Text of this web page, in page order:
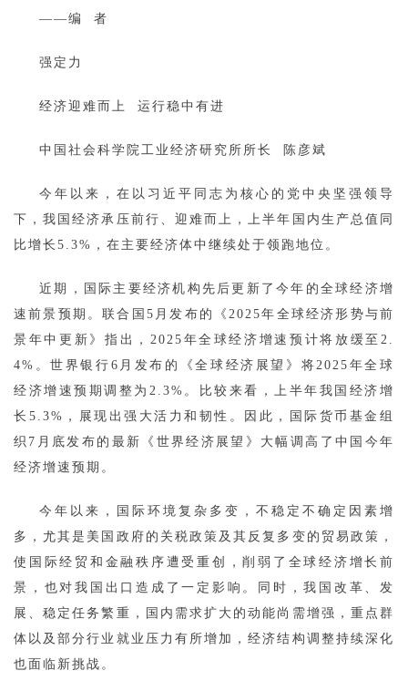
——编 者
强定力
经济迎难而上 运行稳中有进
中国社会科学院工业经济研究所所长 陈彦斌
今年以来，在以习近平同志为核心的党中央坚强领导
下，我国经济承压前行、迎难而上，上半年国内生产总值同
比增长5.3%，在主要经济体中继续处于领跑地位。
近期，国际主要经济机构先后更新了今年的全球经济增
速前景预期。联合国5月发布的《2025年全球经济形势与前
景年中更新》指出，2025年全球经济增速预计将放缓至2.
4%。世界银行6月发布的《全球经济展望》将2025年全球
经济增速预期调整为2.3%。比较来看，上半年我国经济增
长5.3%，展现出强大活力和韧性。因此，国际货币基金组
织7月底发布的最新《世界经济展望》大幅调高了中国今年
经济增速预期。
今年以来，国际环境复杂多变，不稳定不确定因素增
多，尤其是美国政府的关税政策及其反复多变的贸易政策，
使国际经贸和金融秩序遭受重创，削弱了全球经济增长前
景，也对我国出口造成了一定影响。同时，我国改革、发
展、稳定任务繁重，国内需求扩大的动能尚需增强，重点群
体以及部分行业就业压力有所增加，经济结构调整持续深化
也面临新挑战。